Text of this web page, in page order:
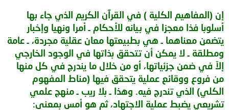
إن (المفاهيم الكلية ) في القرآن الكريم الذي جاء بها
أسلوبا فذا معجزا في بيانه للأحكام ـ أمرا ونهيا وإخبار
يتضمن معناهما ـ هي بطبيعتها معان عقلية مجردة، ـ عامة
ومطلقة ـ لا يمكن أن تتحقق بذاتها في الوجود الخارجي
إلاّ في ضمن جزئياتها، أو من خلال ما يندرج في كل منها
من فروع ووقائع عملية يتحقق فيها (مناط المفهوم
الكلي) الذي تندرج فيه. وهذا ـ بلا ريب ـ منهج علمي
تشريعي يضبط عملية الاجتهاد، ثم هو أمس بمعنى: